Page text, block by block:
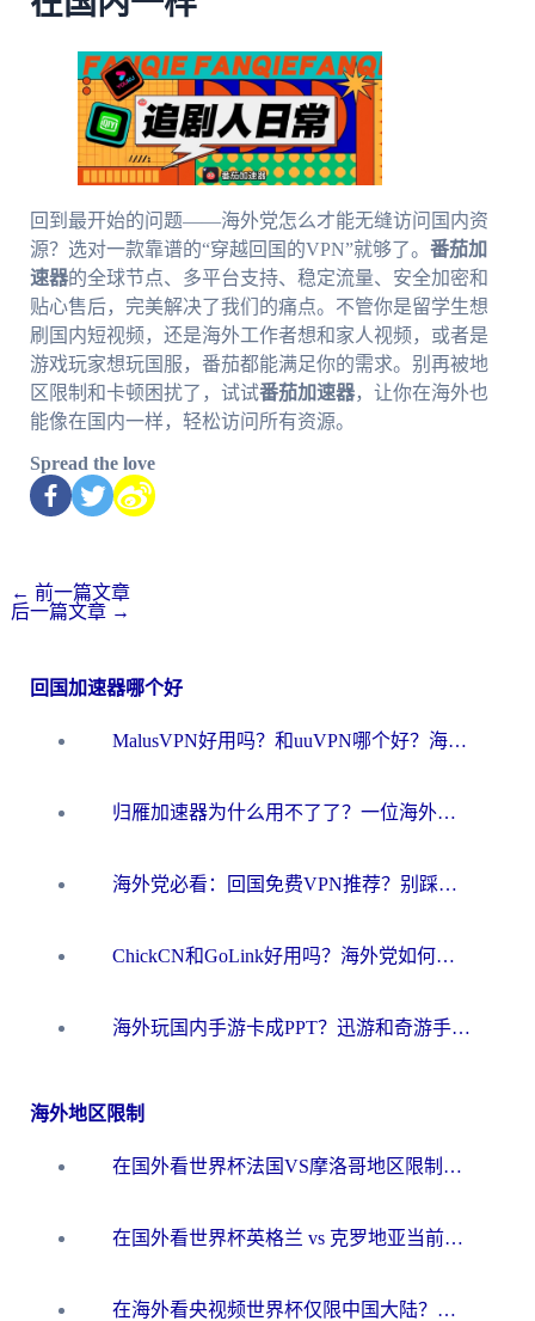
回到最开始的问题——海外党怎么才能无缝访问国内资
源？选对一款靠谱的“穿越回国的VPN”就够了。 番茄加
速器的全球节点、多平台支持、稳定流量、安全加密和
贴心售后，完美解决了我们的痛点。不管你是留学生想
刷国内短视频，还是海外工作者想和家人视频，或者是
游戏玩家想玩国服，番茄都能满足你的需求。别再被地
区限制和卡顿困扰了，试试番茄加速器，让你在海外也
能像在国内一样，轻松访问所有资源。
Spread the love
← 前一篇文章
后一篇文章 →
回国加速器哪个好
MalusVPN好用吗？和uuVPN哪个好？海外党无缝访问国内资源的真实对比与选择指南
归雁加速器为什么用不了了？一位海外游子的真实困惑与技术解答
海外党必看：回国免费VPN推荐？别踩坑！教你选对加速器无缝刷国内资源
ChickCN和GoLink好用吗？海外党如何选对回国加速器
海外玩国内手游卡成PPT？迅游和奇游手游哪个好？一篇讲透回国加速器怎么选
海外地区限制
在国外看世界杯法国VS摩洛哥地区限制？这篇指南让你流畅看中文解说无压力
在国外看世界杯英格兰 vs 克罗地亚当前地区不可播放？这篇指南帮你搞定所有海外观赛难题
在海外看央视频世界杯仅限中国大陆？这篇指南帮你解锁中文解说+无卡顿直播